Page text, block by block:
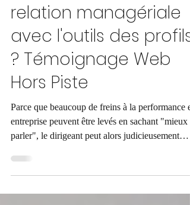
Comment améliorer la
relation managériale
avec l'outils des profils
? Témoignage Web
Hors Piste
Parce que beaucoup de freins à la performance
parler", le dirigeant peut alors judicieusement
s'appuyer sur les profils pour optimiser son